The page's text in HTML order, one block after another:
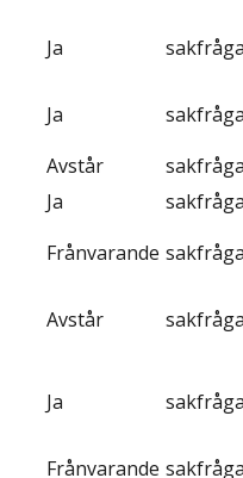
Ja
Ja
Avstår
Ja
Frånvarande
Avstår
Ja
Frånvarande